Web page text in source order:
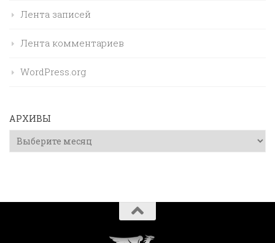
Лента записей
Лента комментариев
WordPress.org
АРХИВЫ
Архивы